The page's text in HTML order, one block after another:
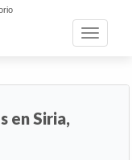
Toggle
en Siria,